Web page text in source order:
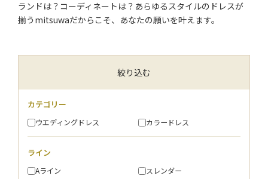
ランドは？コーディネートは？あらゆるスタイルのドレスが
揃うmitsuwaだからこそ、あなたの願いを叶えます。
絞り込む
カテゴリー
ウエディングドレス カラードレス
ライン
Aライン
スレンダー